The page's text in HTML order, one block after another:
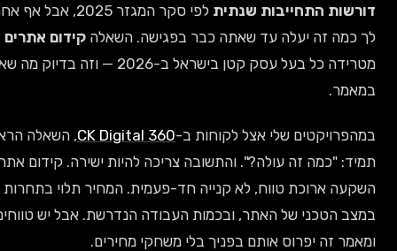
שנתית
לפי סקר המגזר 2025, אבל אף אחת לא אומרת
עד שאתה כבר בפגישה. השאלהקידום אתרים אורגני
מטרידה כל בעל עסק קטן בישראל ב-2026 — וזה בדיוק מה שאני מסביר
שלי אצל לקוחות ב-CK Digital 360, השאלה הראשונה היא
עולה?". והתשובה צריכה להיות ישירה. קידום אתרים אורגני הוא
טווח, לא קנייה חד-פעמית. המחיר תלוי בתחרות בתחום שלך,
של האתר, ובכמות העבודה הנדרשת. אבל יש טווחים ברורים,
אותם בפניך בלי משחקי מחירים.